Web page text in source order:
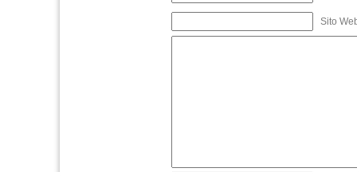
Sito